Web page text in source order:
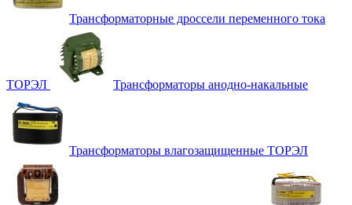
Трансформаторные дроссели переменного тока
ТОРЭЛ Трансформаторы анодно-накальные
Трансформаторы влагозащищенные ТОРЭЛ